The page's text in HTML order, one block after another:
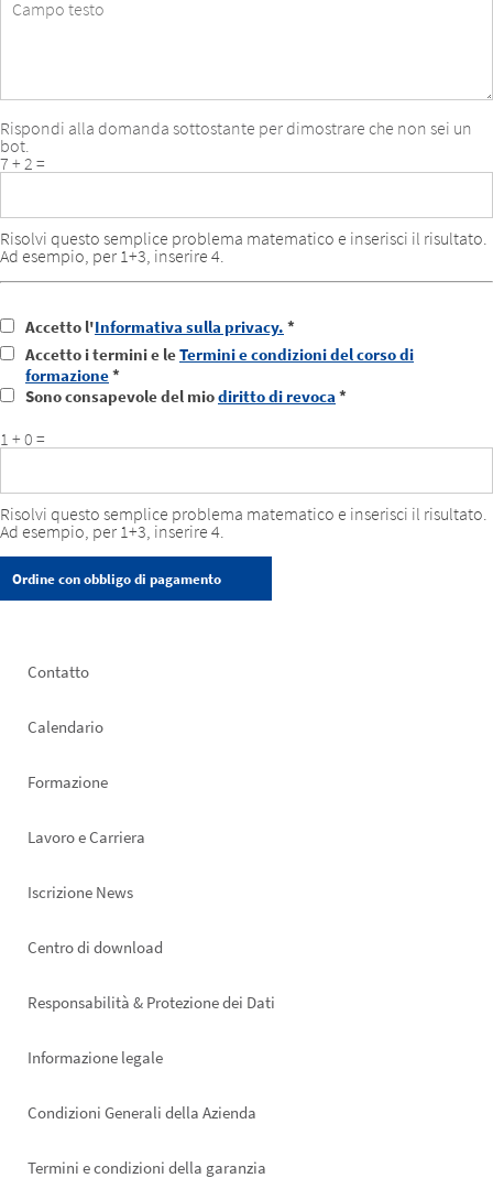
testo
Rispondi alla domanda sottostante per dimostrare che non sei un
bot.
7 + 2 =
Risolvi questo semplice problema matematico e inserisci il risultato.
Ad esempio, per 1+3, inserire 4.
Accetto l'Informativa sulla privacy. *
Accetto i termini e leTermini e condizioni del corso di
formazione*
Sono consapevole del miodiritto di revoca *
1 + 0 =
Risolvi questo semplice problema matematico e inserisci il risultato.
Ad esempio, per 1+3, inserire 4.
Footer
Contatto
Calendario
Formazione
Lavoro e Carriera
Iscrizione News
Footer
Centro di download
Responsabilità & Protezione dei Dati
Informazione legale
Condizioni Generali della Azienda
Termini e condizioni della garanzia